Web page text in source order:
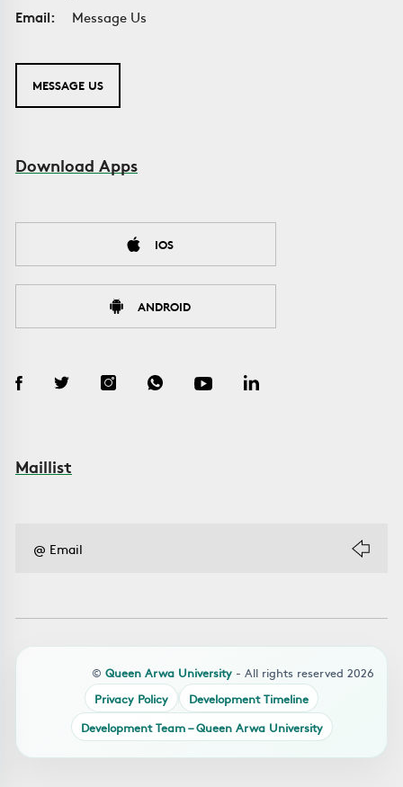
Email:
Message Us
MESSAGE US
Download Apps
IOS
ANDROID
Maillist
© Queen Arwa University - All rights reserved 2026
Privacy Policy
Development Timeline
Development Team – Queen Arwa University